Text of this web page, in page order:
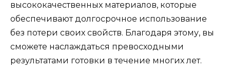
высококачественных материалов, которые
обеспечивают долгосрочное использование
без потери своих свойств. Благодаря этому, вы
сможете наслаждаться превосходными
результатами готовки в течение многих лет.